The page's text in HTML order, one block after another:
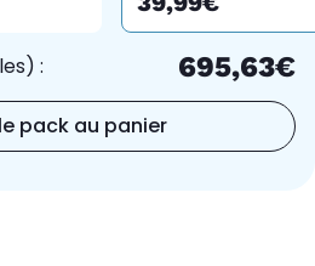
: 695,63€
pack au panier